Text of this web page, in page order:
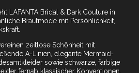
LAFANTA Bridal & Dark Couture in
Brautmode mit Persönlichkeit,
zeitlose Schönheit mit
A-Linien, elegante Mermaid-
sowie schwarze, farbige
fernab klassischer Konventionen.